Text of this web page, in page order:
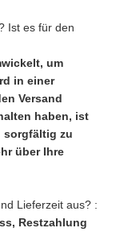
Ist es für den
um
in einer
Versand
haben, ist
sorgfältig zu
über Ihre
Lieferzeit aus? :
Restzahlung